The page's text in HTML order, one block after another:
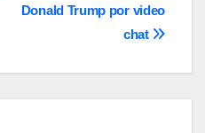
Donald Trump por video
chat